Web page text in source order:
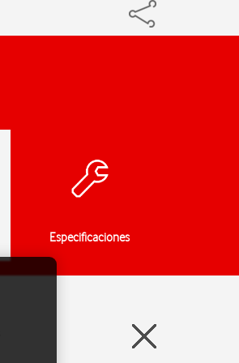
Especificaciones